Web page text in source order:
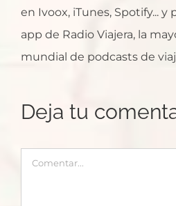
en Ivoox, iTunes, Spotify... y
app de Radio Viajera, la
mundial de podcasts de
Deja tu
Comentar